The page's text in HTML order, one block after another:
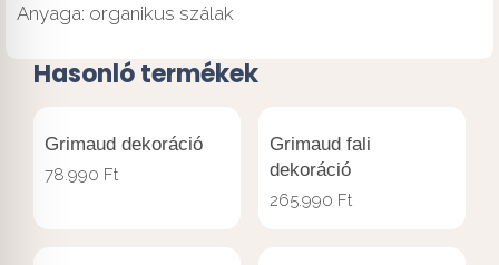
Anyaga: organikus szálak
Hasonló termékek
Grimaud dekoráció
78.990 Ft
Grimaud fali
dekoráció
265.990 Ft